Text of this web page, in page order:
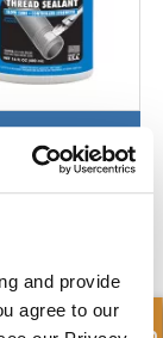
and provide
agree to our